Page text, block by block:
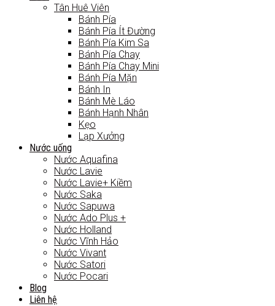
Tân Huê Viên
Bánh Pía
Bánh Pía Ít Đường
Bánh Pía Kim Sa
Bánh Pía Chay
Bánh Pía Chay Mini
Bánh Pía Mặn
Bánh In
Bánh Mè Láo
Bánh Hạnh Nhân
Kẹo
Lạp Xưởng
Nước uống
Nước Aquafina
Nước Lavie
Nước Lavie+ Kiềm
Nước Saka
Nước Sapuwa
Nước Ado Plus +
Nước Holland
Nước Vĩnh Hảo
Nước Vivant
Nước Satori
Nước Pocari
Blog
Liên hệ